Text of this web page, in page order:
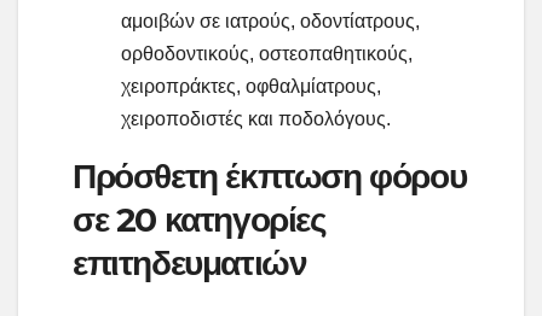
αμοιβών σε ιατρούς, οδοντίατρους,
ορθοδοντικούς, οστεοπαθητικούς,
χειροπράκτες, οφθαλμίατρους,
χειροποδιστές και ποδολόγους.
Πρόσθετη έκπτωση φόρου
σε 20 κατηγορίες
επιτηδευματιών